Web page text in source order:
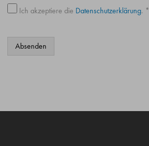
Ich akzeptiere die Datenschutzerklärung. *